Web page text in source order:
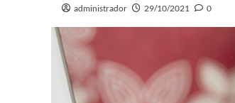
administrador 29/10/2021 0